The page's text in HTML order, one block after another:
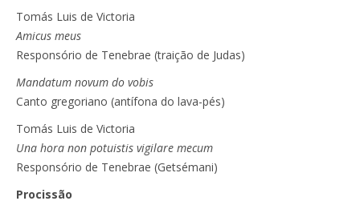
Tomás Luis de Victoria
Amicus meus
Responsório de Tenebrae (traição de Judas)
Mandatum novum do vobis
Canto gregoriano (antífona do lava-pés)
Tomás Luis de Victoria
Una hora non potuistis vigilare mecum
Responsório de Tenebrae (Getsémani)
Procissão